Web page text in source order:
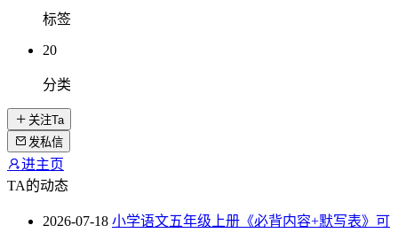
标签
20
分类
关注Ta
发私信
进主页
TA的动态
2026-07-18 小学语文五年级上册《必背内容+默写表》可